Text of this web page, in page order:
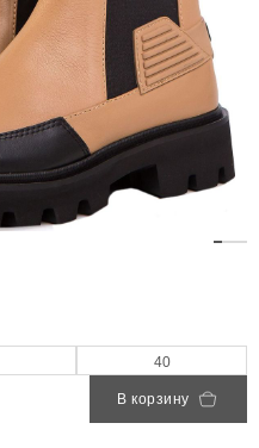
40
В корзину